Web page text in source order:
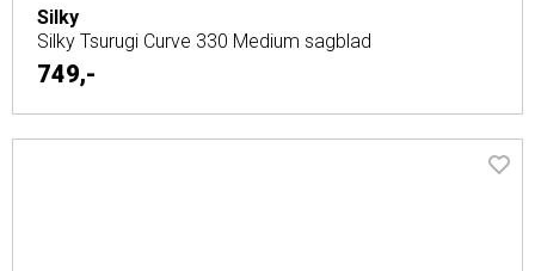
Silky
Silky Tsurugi Curve 330 Medium sagblad
749,-